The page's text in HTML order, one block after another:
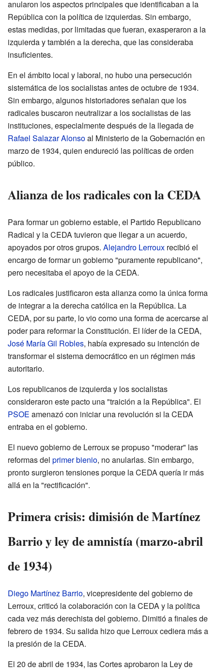
anularon los aspectos principales que identificaban a la
República con la política de izquierdas. Sin embargo,
estas medidas, por limitadas que fueran, exasperaron a la
izquierda y también a la derecha, que las consideraba
insuficientes.
En el ámbito local y laboral, no hubo una persecución
sistemática de los socialistas antes de octubre de 1934.
Sin embargo, algunos historiadores señalan que los
radicales buscaron neutralizar a los socialistas de las
instituciones, especialmente después de la llegada de
Rafael Salazar Alonsoal Ministerio de la Gobernación en
marzo de 1934, quien endureció las políticas de orden
público.
Alianza de los radicales con la CEDA
Para formar un gobierno estable, el Partido Republicano
Radical y la CEDA tuvieron que llegar a un acuerdo,
apoyados por otros grupos. Alejandro Lerroux recibió el
encargo de formar un gobierno "puramente republicano",
pero necesitaba el apoyo de la CEDA.
Los radicales justificaron esta alianza como la única forma
de integrar a la derecha católica en la República. La
CEDA, por su parte, lo vio como una forma de acercarse al
poder para reformar la Constitución. El líder de la CEDA,
José María Gil Robles, había expresado su intención de
transformar el sistema democrático en un régimen más
autoritario.
Los republicanos de izquierda y los socialistas
consideraron este pacto una "traición a la República". El
PSOE amenazó con iniciar una revolución si la CEDA
entraba en el gobierno.
El nuevo gobierno de Lerroux se propuso "moderar" las
reformas del primer bienio, no anularlas. Sin embargo,
pronto surgieron tensiones porque la CEDA quería ir más
allá en la "rectificación".
Primera crisis: dimisión de Martínez
Barrio y ley de amnistía (marzo-abril
de 1934)
Diego Martínez Barrio, vicepresidente del gobierno de
Lerroux, criticó la colaboración con la CEDA y la política
cada vez más derechista del gobierno. Dimitió a finales de
febrero de 1934. Su salida hizo que Lerroux cediera más a
la presión de la CEDA.
El 20 de abril de 1934, las Cortes aprobaron la Ley de